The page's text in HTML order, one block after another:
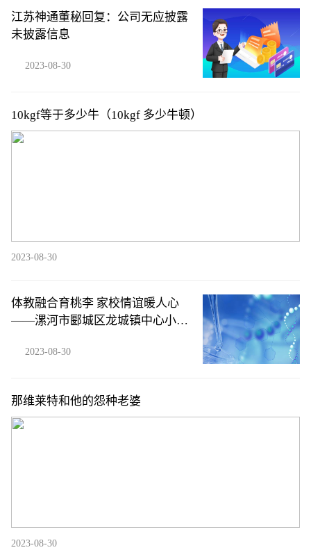
江苏神通董秘回复：公司无应披露
未披露信息
2023-08-30
10kgf等于多少牛（10kgf 多少牛顿）
2023-08-30
体教融合育桃李 家校情谊暖人心
——漯河市郾城区龙城镇中心小学
2023-08-30
那维莱特和他的怨种老婆
2023-08-30